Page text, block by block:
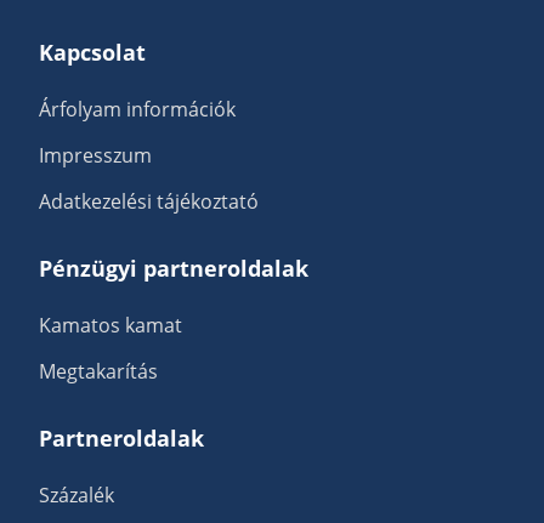
Kapcsolat
Árfolyam információk
Impresszum
Adatkezelési tájékoztató
Pénzügyi partneroldalak
Kamatos kamat
Megtakarítás
Partneroldalak
Százalék